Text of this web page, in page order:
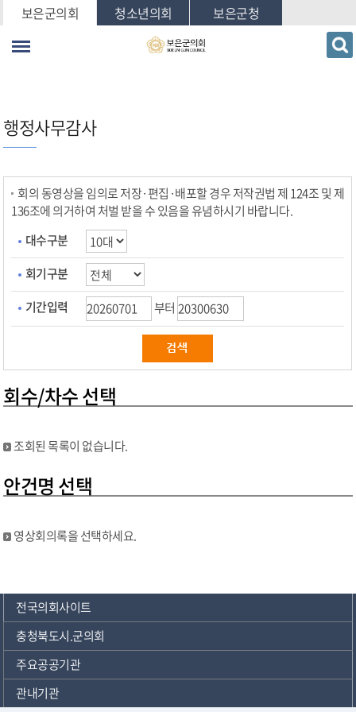
본문바로가기
보은군의회 청소년의회 보은군청
행정사무감사
회의 동영상을 임의로 저장·편집·배포할 경우 저작권법 제 124조 및 제
136조에 의거하여 처벌 받을 수 있음을 유념하시기 바랍니다.
대수구분
회기구분
기간입력
부터
회수/차수 선택
조회된 목록이 없습니다.
안건명 선택
영상회의록을 선택하세요.
전국의회사이트
충청북도시.군의회
주요공공기관
관내기관